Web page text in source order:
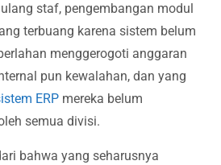
staf, pengembangan modul
terbuang karena sistem belum
menggerogoti anggaran
pun kewalahan, dan yang
ERP mereka belum
semua divisi.
bahwa yang seharusnya